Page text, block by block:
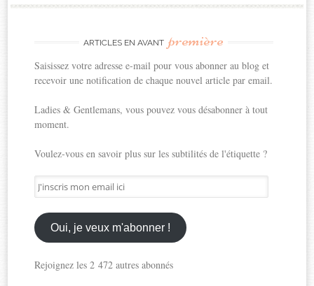
ARTICLES EN AVANT première
Saisissez votre adresse e-mail pour vous abonner au blog et
recevoir une notification de chaque nouvel article par email.
Ladies & Gentlemans, vous pouvez vous désabonner à tout
moment.
Voulez-vous en savoir plus sur les subtilités de l'étiquette ?
J'inscris
mon
email
ici
Oui, je veux m'abonner !
Rejoignez les 2 472 autres abonnés